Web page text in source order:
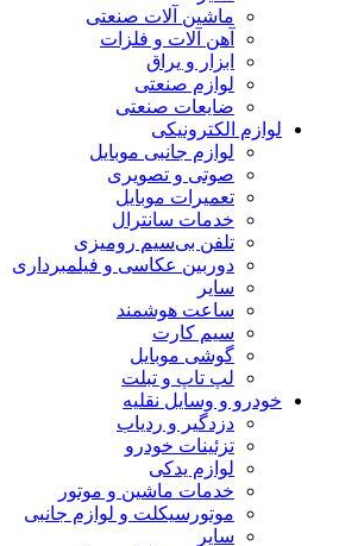
ماشین آلات صنعتی
آهن آلات و فلزات
ابزار و یراق
لوازم صنعتی
ضایعات صنعتی
لوازم الکترونیکی
لوازم جانبی موبایل
صوتی و تصویری
تعمیرات موبایل
خدمات سانترال
تلفن بی‌سیم رومیزی
دوربین عکاسی و فیلمبرداری
سایر
ساعت هوشمند
سیم کارت
گوشی موبایل
لپ تاپ و تبلت
خودرو و وسایل نقلیه
دزدگیر و ردیاب
تزئینات خودرو
لوازم یدکی
خدمات ماشین و موتور
موتورسیکلت و لوازم جانبی
سایر